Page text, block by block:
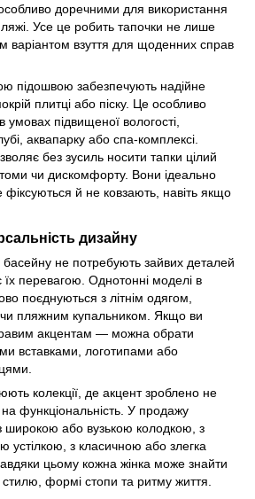
доречними для використання
Усе це робить тапочки не лише
варіантом взуття для щоденних справ
підошвою забезпечують надійне
плитці або піску. Це особливо
підвищеної вологості,
аквапарку або спа-комплексі.
без зусиль носити тапки цілий
чи дискомфорту. Вони ідеально
фіксуються й не ковзають, навіть якщо
дизайну
басейну не потребують зайвих деталей
перевагою. Однотонні моделі в
поєднуються з літнім одягом,
пляжним купальником. Якщо ви
акцентам — можна обрати
вставками, логотипами або
колекції, де акцент зроблено не
функціональність. У продажу
широкою або вузькою колодкою, з
устілкою, з класичною або злегка
цьому кожна жінка може знайти
стилю, формі стопи та ритму життя.